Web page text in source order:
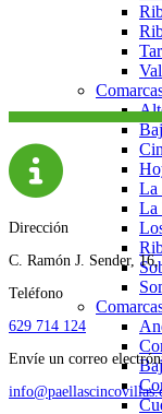
La
La
Dirección
C. Ramón J. Sender,
Teléfono
629 714 124
Envíe un correo